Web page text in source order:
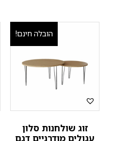
הובלה חינם!
זוג שולחנות סלון
עגולים מודרניים דגם